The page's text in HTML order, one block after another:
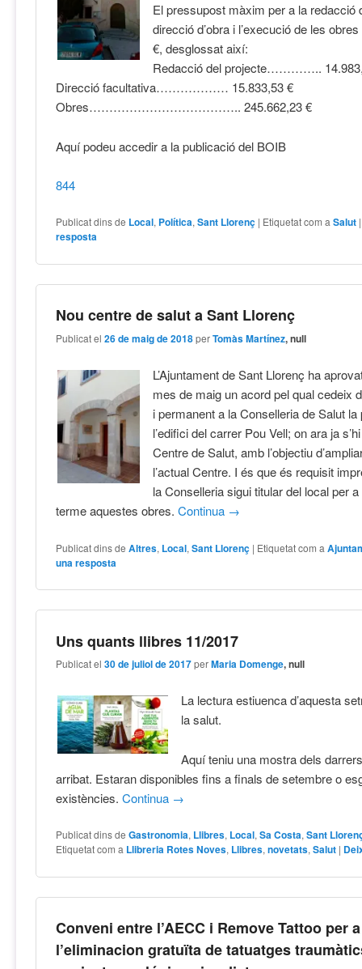
El pressupost màxim per a la redacció
direcció d’obra i l’execució de les
€, desglossat així:
Redacció del projecte…………..
Direcció facultativa……………… 15.833,53 €
Obres……………………………….. 245.662,23 €
Aquí podeu accedir a la publicació del BOIB
844
Publicat dins de Local, Política,Sant Llorenç | Etiquetat com a Salut
resposta
Nou centre de salut a Sant Llorenç
Publicat el26 de maig de 2018 perTomàs Martínez, null
L’Ajuntament de Sant Llorenç ha
mes de maig un acord pel qual cedeix
i permanent a la Conselleria de Salut
l’edifici del carrer Pou Vell; on ara ja
Centre de Salut, amb l’objectiu
l’actual Centre. I és que és requisit
la Conselleria sigui titular del local per
terme aquestes obres.Continua →
Publicat dins de Altres, Local,Sant Llorenç | Etiquetat com a
una resposta
Uns quants llibres 11/2017
Publicat el30 de juliol de 2017 perMaria Domenge, null
La lectura estiuenca d’aquesta
la salut.
Aquí teniu una mostra dels
arribat. Estaran disponibles fins a finals de setembre o
existències.Continua →
Publicat dins de Gastronomia, Llibres, Local,Sa Costa,Sant
Etiquetat com a Llibreria Rotes Noves, Llibres,novetats,Salut |
Conveni entre l’AECC i Remove Tattoo per a
l’eliminacion gratuïta de tatuatges